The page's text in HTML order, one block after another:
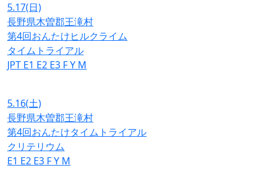
5.17(日)
長野県木曽郡王滝村
第4回おんたけヒルクライム
タイムトライアル
JPT E1 E2 E3 FY M
5.16(土)
長野県木曽郡王滝村
第4回おんたけタイムトライアル
クリテリウム
E1 E2 E3 FY M